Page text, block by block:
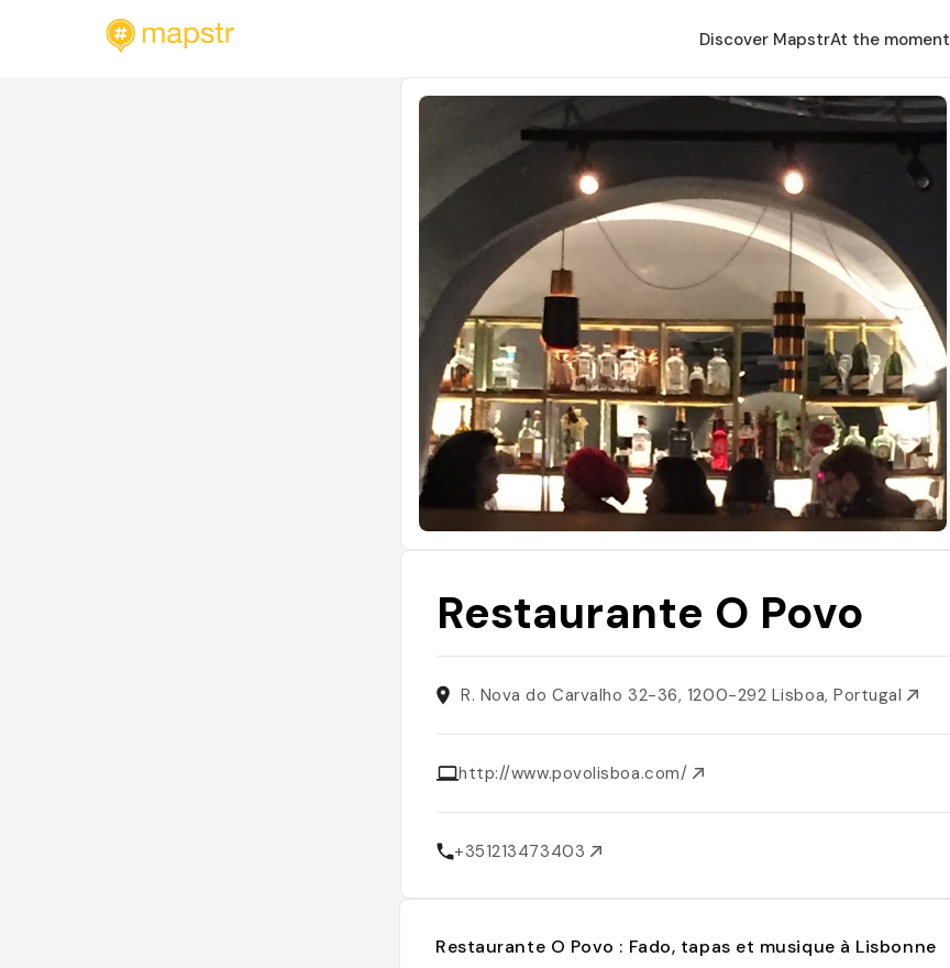
Discover MapstrAt the moment
Restaurante O Povo
R. Nova do Carvalho 32-36, 1200-292 Lisboa, Portugal
http://www.povolisboa.com/
+351213473403
Restaurante O Povo : Fado, tapas et musique à Lisbonne